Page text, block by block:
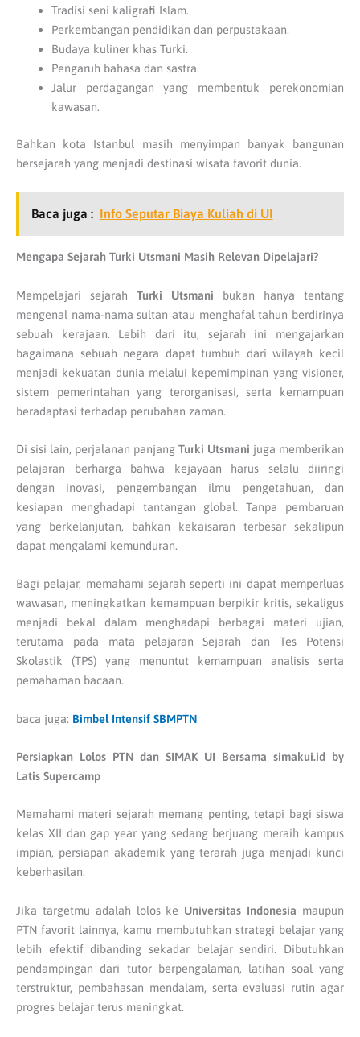
Tradisi seni kaligrafi Islam.
Perkembangan pendidikan dan perpustakaan.
Budaya kuliner khas Turki.
Pengaruh bahasa dan sastra.
Jalur perdagangan yang membentuk perekonomian
kawasan.
Bahkan kota Istanbul masih menyimpan banyak bangunan
bersejarah yang menjadi destinasi wisata favorit dunia.
Baca juga : Info Seputar Biaya Kuliah di UI
Mengapa Sejarah Turki Utsmani Masih Relevan Dipelajari?
Mempelajari sejarah Turki Utsmani bukan hanya tentang
mengenal nama-nama sultan atau menghafal tahun berdirinya
sebuah kerajaan. Lebih dari itu, sejarah ini mengajarkan
bagaimana sebuah negara dapat tumbuh dari wilayah kecil
menjadi kekuatan dunia melalui kepemimpinan yang visioner,
sistem pemerintahan yang terorganisasi, serta kemampuan
beradaptasi terhadap perubahan zaman.
Di sisi lain, perjalanan panjang Turki Utsmani juga memberikan
pelajaran berharga bahwa kejayaan harus selalu diiringi
dengan inovasi, pengembangan ilmu pengetahuan, dan
kesiapan menghadapi tantangan global. Tanpa pembaruan
yang berkelanjutan, bahkan kekaisaran terbesar sekalipun
dapat mengalami kemunduran.
Bagi pelajar, memahami sejarah seperti ini dapat memperluas
wawasan, meningkatkan kemampuan berpikir kritis, sekaligus
menjadi bekal dalam menghadapi berbagai materi ujian,
terutama pada mata pelajaran Sejarah dan Tes Potensi
Skolastik (TPS) yang menuntut kemampuan analisis serta
pemahaman bacaan.
baca juga: Bimbel Intensif SBMPTN
Persiapkan Lolos PTN dan SIMAK UI Bersama simakui.id by
Latis Supercamp
Memahami materi sejarah memang penting, tetapi bagi siswa
kelas XII dan gap year yang sedang berjuang meraih kampus
impian, persiapan akademik yang terarah juga menjadi kunci
keberhasilan.
Jika targetmu adalah lolos ke Universitas Indonesia maupun
PTN favorit lainnya, kamu membutuhkan strategi belajar yang
lebih efektif dibanding sekadar belajar sendiri. Dibutuhkan
pendampingan dari tutor berpengalaman, latihan soal yang
terstruktur, pembahasan mendalam, serta evaluasi rutin agar
progres belajar terus meningkat.